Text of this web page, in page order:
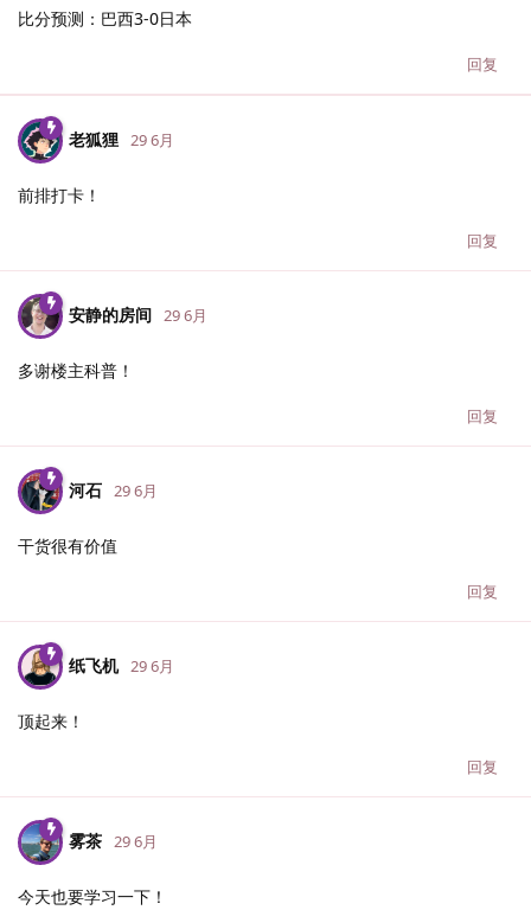
比分预测：巴西3-0日本
回复
老狐狸 29 6月
前排打卡！
回复
安静的房间 29 6月
多谢楼主科普！
回复
河石 29 6月
干货很有价值
回复
纸飞机 29 6月
顶起来！
回复
雾茶 29 6月
今天也要学习一下！